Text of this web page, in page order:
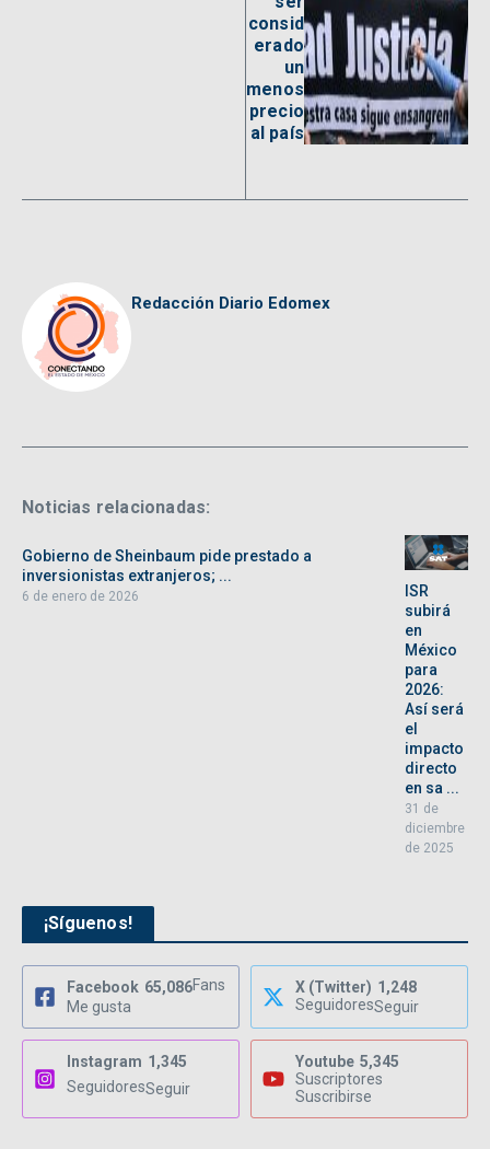
consid
erado
un
menos
precio
al país
Redacción Diario Edomex
Noticias relacionadas:
Gobierno de Sheinbaum pide prestado a
inversionistas extranjeros; ...
6 de enero de 2026
ISR
subirá
en
México
para
2026:
Así será
el
impacto
directo
en sa ...
31 de
diciembre
de 2025
¡Síguenos!
Facebook 65,086Fans
Me gusta
X (Twitter) 1,248
SeguidoresSeguir
Instagram 1,345
SeguidoresSeguir
Youtube 5,345
Suscriptores
Suscribirse